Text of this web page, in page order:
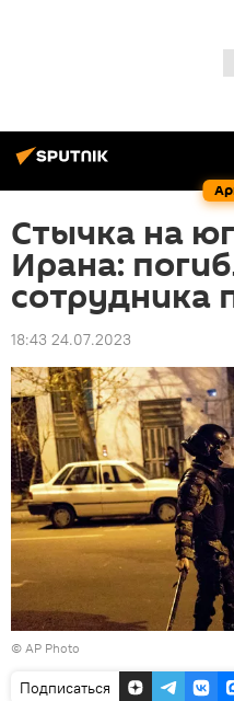
Стычка на
Ирана:
сотрудника
18:43 24.07.2023
© AP Photo
Подписаться